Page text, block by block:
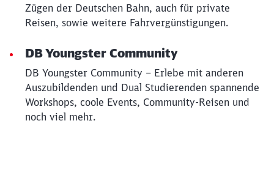
Zügen der Deutschen Bahn, auch für private
Reisen, sowie weitere Fahrvergünstigungen.
DB Youngster Community
DB Youngster Community – Erlebe mit anderen
Auszubildenden und Dual Studierenden spannende
Workshops, coole Events, Community-Reisen und
noch viel mehr.